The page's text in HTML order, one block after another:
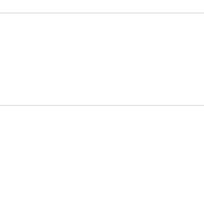
与はどう対応すればよいか。
るのか。